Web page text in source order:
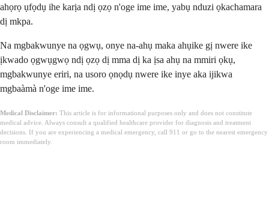
ahọrọ ụfọdụ ihe karịa ndị ọzọ n'oge ime ime, yabụ nduzi ọkachamara
dị mkpa.
Na mgbakwunye na ọgwụ, onye na-ahụ maka ahụike gị nwere ike
ịkwado ọgwụgwọ ndị ọzọ dị mma dị ka ịsa ahụ na mmiri ọkụ,
mgbakwunye eriri, na usoro ọnọdụ nwere ike inye aka ijikwa
mgbaàmà n'oge ime ime.
Medical Disclaimer: This article is for informational purposes only and does not constitute
medical advice. Always consult a qualified healthcare provider for diagnosis and treatment
decisions. If you are experiencing a medical emergency, call 911 or go to the nearest emergency
room immediately.